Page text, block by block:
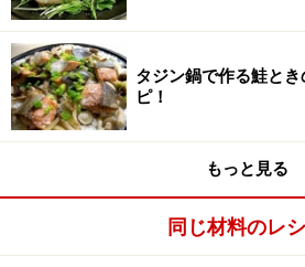
3
常温で日の当らない場所で熟成
常温で日の当らない場所に置きま
上かかります。タジン鍋で作る鮭と
ピ！
もっと見る
同じ材料のレ